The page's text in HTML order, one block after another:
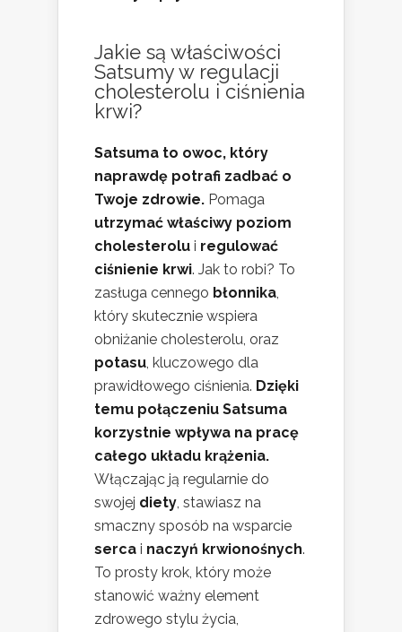
Jakie są właściwości
Satsumy w regulacji
cholesterolu i ciśnienia
krwi?
Satsuma to owoc, który
naprawdę potrafi zadbać o
Twoje zdrowie. Pomaga
utrzymać właściwy poziom
cholesterolu i regulować
ciśnienie krwi. Jak to robi? To
zasługa cennego błonnika,
który skutecznie wspiera
obniżanie cholesterolu, oraz
potasu, kluczowego dla
prawidłowego ciśnienia. Dzięki
temu połączeniu Satsuma
korzystnie wpływa na pracę
całego układu krążenia.
Włączając ją regularnie do
swojej diety, stawiasz na
smaczny sposób na wsparcie
serca i naczyń krwionośnych.
To prosty krok, który może
stanowić ważny element
zdrowego stylu życia,